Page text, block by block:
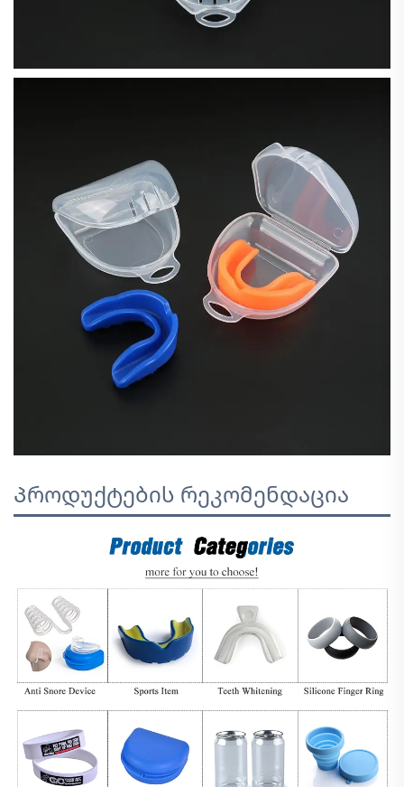
Პროდუქტების რეკომენდაცია